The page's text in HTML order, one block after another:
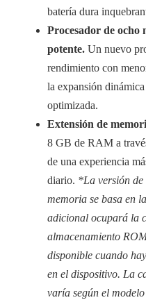
batería dura
Procesador de ocho
potente. Un nuevo
rendimiento con
la expansión
optimizada.
Extensión de
8 GB de RAM a
de una experiencia
diario. *La versión de
memoria se basa en
adicional ocupará la
almacenamiento
disponible cuando
en el dispositivo. La
varía según el modelo